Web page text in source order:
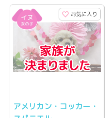
お気に入り
アメリカン・コッカー・